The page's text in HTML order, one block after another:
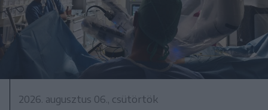
2026. augusztus 06., csütörtök